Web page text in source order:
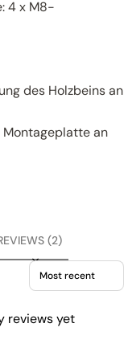
4 x M8-
des Holzbeins an
Montageplatte an
(2)
Sort reviews by
reviews yet